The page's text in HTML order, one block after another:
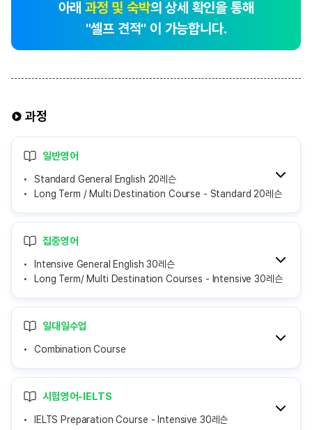
아래 과정 및 숙박의 상세 확인을 통해
"셀프 견적" 이 가능합니다.
과정
일반영어
Standard General English 20레슨
Long Term / Multi Destination Course - Standard 20레슨
집중영어
Intensive General English 30레슨
Long Term/ Multi Destination Courses - Intensive 30레슨
일대일수업
Combination Course
시험영어-IELTS
IELTS Preparation Course - Intensive 30레슨